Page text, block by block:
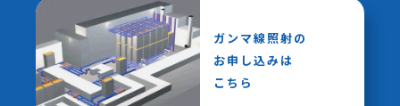
ガンマ線照射の
お申し込みは
こちら